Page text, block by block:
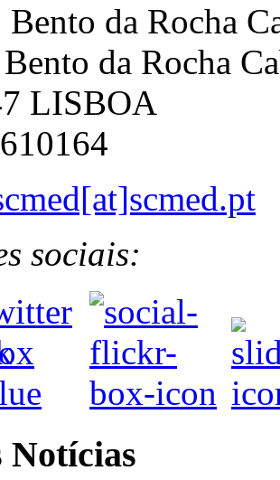
da Rocha
da Rocha
LISBOA
sociais:
Notícias